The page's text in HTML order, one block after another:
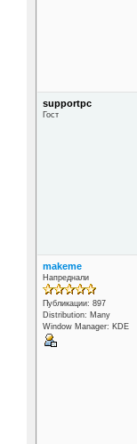
supportpc
Гост
makeme
Напреднали
Публикации: 897
Distribution: Many
Window Manager: KDE